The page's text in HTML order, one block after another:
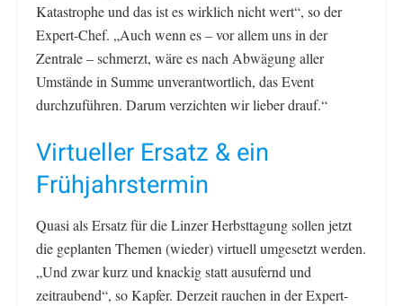
Katastrophe und das ist es wirklich nicht wert“, so der
Expert-Chef. „Auch wenn es – vor allem uns in der
Zentrale – schmerzt, wäre es nach Abwägung aller
Umstände in Summe unverantwortlich, das Event
durchzuführen. Darum verzichten wir lieber drauf.“
Virtueller Ersatz & ein
Frühjahrstermin
Quasi als Ersatz für die Linzer Herbsttagung sollen jetzt
die geplanten Themen (wieder) virtuell umgesetzt werden.
„Und zwar kurz und knackig statt ausufernd und
zeitraubend“, so Kapfer. Derzeit rauchen in der Expert-